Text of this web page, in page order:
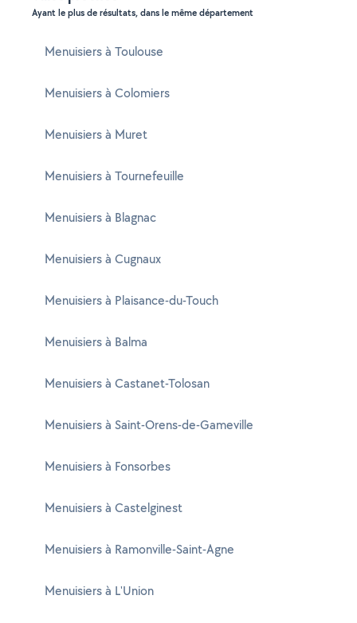
Ayant le plus de résultats, dans le même département
Menuisiers à Toulouse
Menuisiers à Colomiers
Menuisiers à Muret
Menuisiers à Tournefeuille
Menuisiers à Blagnac
Menuisiers à Cugnaux
Menuisiers à Plaisance-du-Touch
Menuisiers à Balma
Menuisiers à Castanet-Tolosan
Menuisiers à Saint-Orens-de-Gameville
Menuisiers à Fonsorbes
Menuisiers à Castelginest
Menuisiers à Ramonville-Saint-Agne
Menuisiers à L'Union